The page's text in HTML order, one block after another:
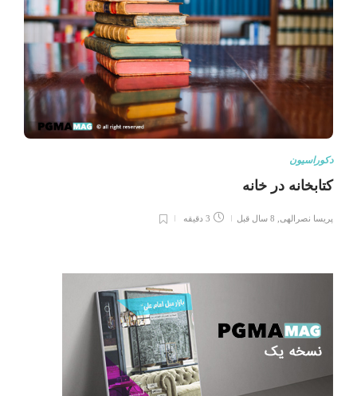
دکوراسیون
کتابخانه در خانه
پریسا نصرالهی 8 سال قبل 3 دقیقه